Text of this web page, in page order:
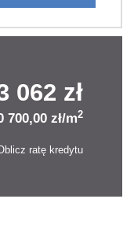
062 zł
700,00 zł/m2
ratę kredytu